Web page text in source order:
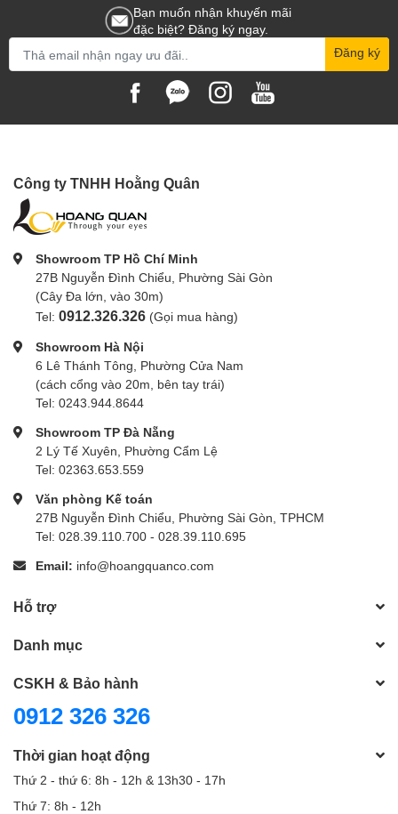
Bạn muốn nhận khuyến mãi
đặc biệt? Đăng ký ngay.
Đăng ký
Công ty TNHH Hoằng Quân
Showroom TP Hồ Chí Minh
27B Nguyễn Đình Chiểu, Phường Sài Gòn
(Cây Đa lớn, vào 30m)
Tel: 0912.326.326 (Gọi mua hàng)
Showroom Hà Nội
6 Lê Thánh Tông, Phường Cửa Nam
(cách cổng vào 20m, bên tay trái)
Tel: 0243.944.8644
Showroom TP Đà Nẵng
2 Lý Tế Xuyên, Phường Cẩm Lệ
Tel: 02363.653.559
Văn phòng Kế toán
27B Nguyễn Đình Chiểu, Phường Sài Gòn, TPHCM
Tel: 028.39.110.700 - 028.39.110.695
Email: info@hoangquanco.com
Hỗ trợ
Danh mục
CSKH & Bảo hành
0912 326 326
Thời gian hoạt động
Thứ 2 - thứ 6: 8h - 12h & 13h30 - 17h
Thứ 7: 8h - 12h